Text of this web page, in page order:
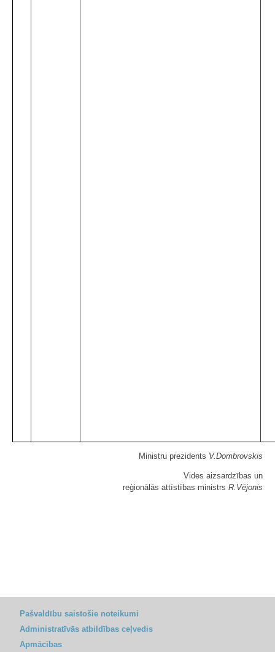
Ministru prezidents V.Dombrovskis
Vides aizsardzības un
reģionālās attīstības ministrs R.Vējonis
Pašvaldību saistošie noteikumi
Administratīvās atbildības ceļvedis
Apmācības